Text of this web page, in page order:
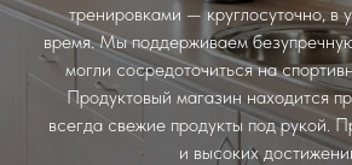
тренировками — круглосуточно, в
время. Мы поддерживаем
могли сосредоточиться на
Продуктовый магазин находится
всегда свежие продукты под рукой.
и высоких